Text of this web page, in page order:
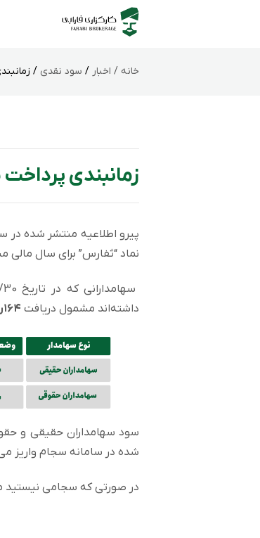
خانه / اخبار / سود نقدی /
زمانبندی
پیرو اطلاعیه منتشر شده در
نماد “ثفارس” برای سال مالی منتهی به 1402/06/31
داشته‌اند مشمول دریافت ۱۶۴ریال
شده در سامانه سجام واریز
در صورتی که سجامی نیستید